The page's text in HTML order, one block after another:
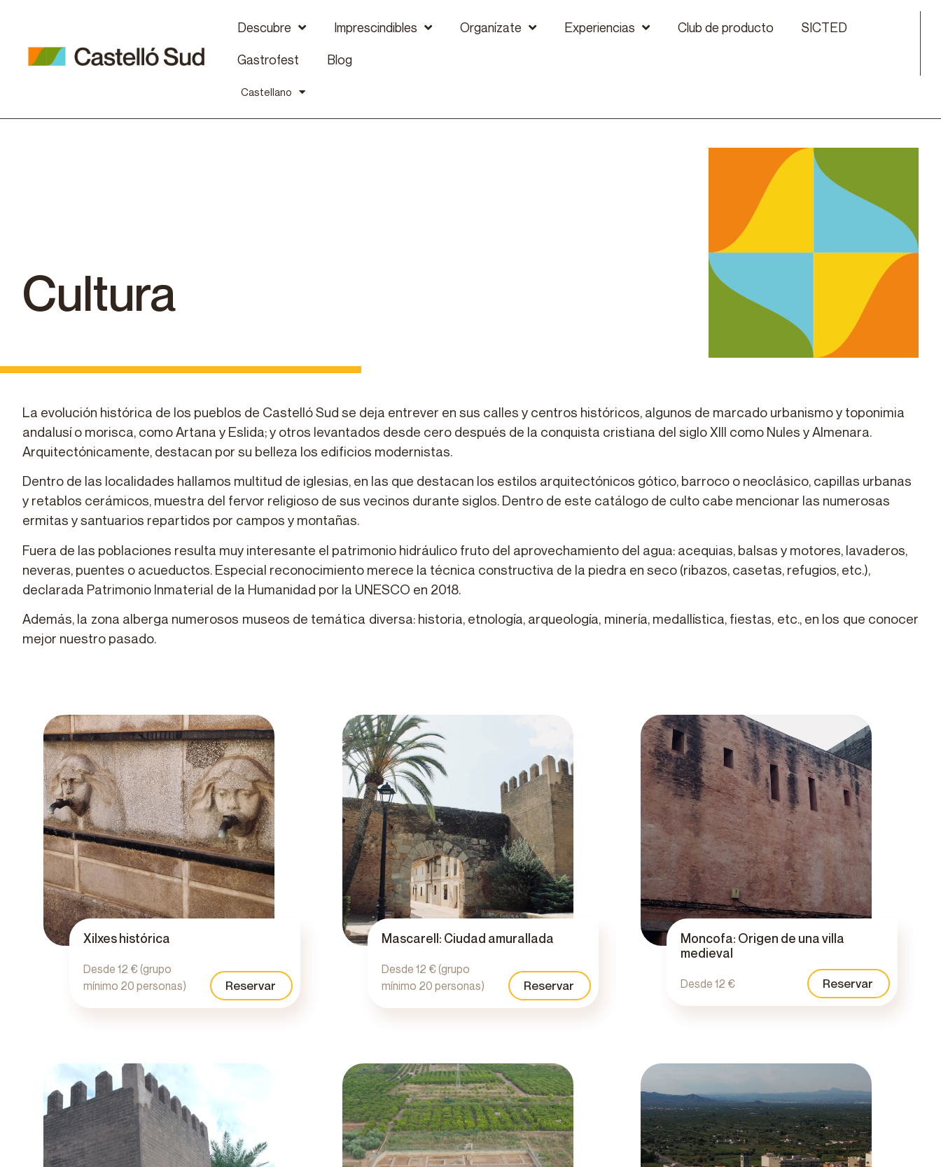
Descubre Imprescindibles Organízate Experiencias Club de producto SICTED
Gastrofest Blog
Castellano
Cultura
La evolución histórica de los pueblos de Castelló Sud se deja entrever en sus calles y centros históricos, algunos de marcado urbanismo y toponimia
andalusí o morisca, como Artana y Eslida; y otros levantados desde cero después de la conquista cristiana del siglo XIII como Nules y Almenara.
Arquitectónicamente, destacan por su belleza los edificios modernistas.
Dentro de las localidades hallamos multitud de iglesias, en las que destacan los estilos arquitectónicos gótico, barroco o neoclásico, capillas urbanas
y retablos cerámicos, muestra del fervor religioso de sus vecinos durante siglos. Dentro de este catálogo de culto cabe mencionar las numerosas
ermitas y santuarios repartidos por campos y montañas.
Fuera de las poblaciones resulta muy interesante el patrimonio hidráulico fruto del aprovechamiento del agua: acequias, balsas y motores, lavaderos,
neveras, puentes o acueductos. Especial reconocimiento merece la técnica constructiva de la piedra en seco (ribazos, casetas, refugios, etc.),
declarada Patrimonio Inmaterial de la Humanidad por la UNESCO en 2018.
Además, la zona alberga numerosos museos de temática diversa: historia, etnología, arqueología, minería, medallística, fiestas, etc., en los que conocer
mejor nuestro pasado.
Xilxes histórica
Desde 12 € (grupo
mínimo 20 personas)
Reservar
Mascarell: Ciudad amurallada
Desde 12 € (grupo
mínimo 20 personas)
Reservar
Moncofa: Origen de una villa
medieval
Desde 12 € Reservar